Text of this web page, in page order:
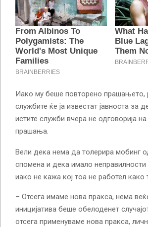
Иако му беше повторено прашањето,
службите ќе ја известат јавноста за
истите служби вчера не одговорија
прашања.
Вели дека нема да толерира мобинг
спомена и дека имало
иако не кажа кој тоа не работел како
– Отсега имаме нова пракса, нема
иницијатива беше обелоденет
отсега применуваме нова пракса,